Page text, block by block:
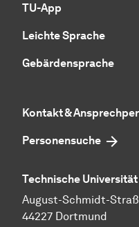
TU-App
Leichte Sprache
Gebärdensprache
Kontakt &
Personensuche
Technische
August-Schmidt-
44227 Dortmund